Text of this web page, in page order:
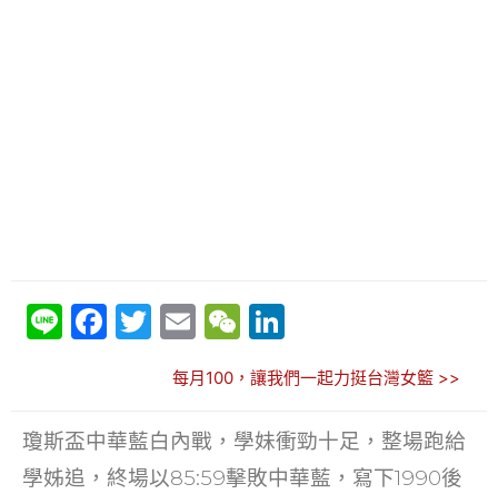
Li F
e
b
T
itt
er
E
ai
l
W
C
h
at
k
e
dI
每月100，讓我們一起力挺台灣女籃 >>
瓊斯盃中華藍白內戰，學妹衝勁十足，整場跑給
學姊追，終場以85:59擊敗中華藍，寫下1990後